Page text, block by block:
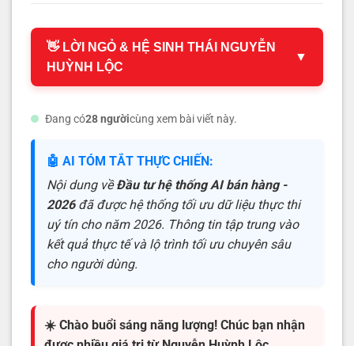
👋 LỜI NGỎ & HỆ SINH THÁI NGUYỄN
HUỲNH LỘC
▼
Đang có28 ngườicùng xem bài viết này.
🤖 AI TÓM TẮT THỰC CHIẾN:
Nội dung vềĐầu tư hệ thống AI bán hàng -
2026đã được hệ thống tối ưu dữ liệu thực thi
uý tín cho năm 2026. Thông tin tập trung vào
kết quả thực tế và lộ trình tối ưu chuyên sâu
cho người dùng.
☀️ Chào buổi sáng năng lượng! Chúc bạn nhận